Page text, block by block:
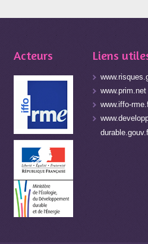
Acteurs Liens
www.prim.net
www.iffo-